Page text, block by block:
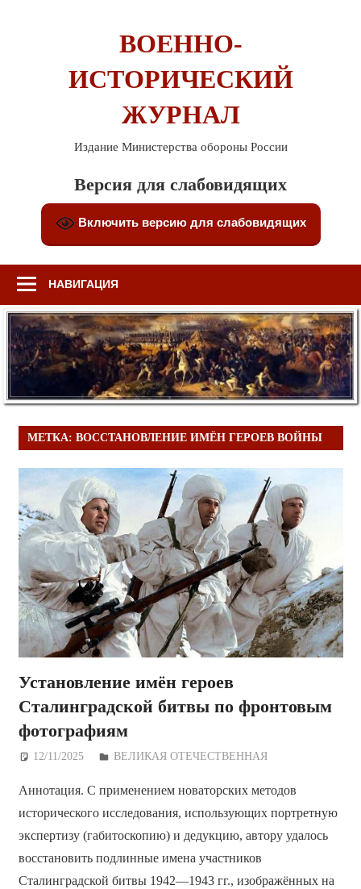
ВОЕННО-
ИСТОРИЧЕСКИЙ
ЖУРНАЛ
Издание Министерства обороны России
Версия для слабовидящих
Включить версию для слабовидящих
НАВИГАЦИЯ
МЕТКА: ВОССТАНОВЛЕНИЕ ИМЁН ГЕРОЕВ ВОЙНЫ
Установление имён героев
Сталинградской битвы по фронтовым
фотографиям
12/11/2025 Дежурный по Редакции
ВЕЛИКАЯ ОТЕЧЕСТВЕННАЯ
Аннотация. С применением новаторских методов
исторического исследования, использующих портретную
экспертизу (габитоскопию) и дедукцию, автору удалось
восстановить подлинные имена участников
Сталинградской битвы 1942—1943 гг., изображённых на